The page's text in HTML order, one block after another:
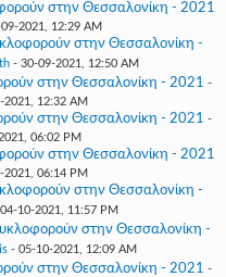
στην Θεσσαλονίκη - 2021
2021, 12:29 AM
στην Θεσσαλονίκη -
- 30-09-2021, 12:50 AM
στην Θεσσαλονίκη - 2021 -
12:32 AM
στην Θεσσαλονίκη - 2021 -
06:02 PM
στην Θεσσαλονίκη - 2021
2021, 06:14 PM
στην Θεσσαλονίκη -
10-2021, 11:57 PM
στην Θεσσαλονίκη -
- 05-10-2021, 12:09 AM
στην Θεσσαλονίκη - 2021 -